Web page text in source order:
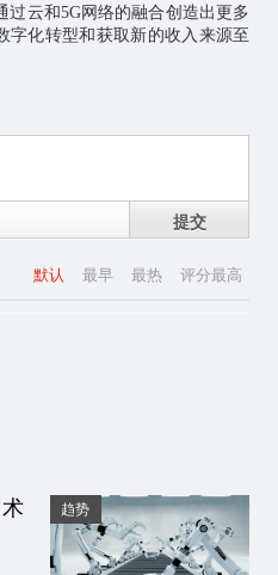
过云和5G网络的融合创造出更多
字化转型和获取新的收入来源至
提交
默认 最早 最热 评分最高
趋势